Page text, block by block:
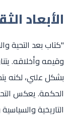
الأبعاد
"كتاب بعد التحية
وقيمه وأخلاقه.
بشكل علني، لكنه
الحكمة. يعكس
التاريخية